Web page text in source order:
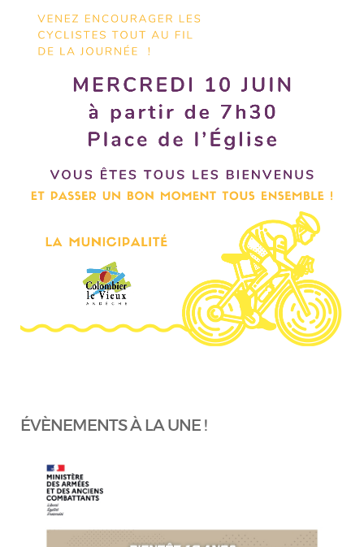
ÉVÈNEMENTS À LA UNE !